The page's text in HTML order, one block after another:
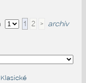
1 2 > archiv
Klasické